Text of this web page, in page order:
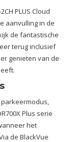
PLUS Cloud
aanvulling in de
de fantastische
terug inclusief
genieten van de
parkeermodus,
Plus serie
het
de BlackVue